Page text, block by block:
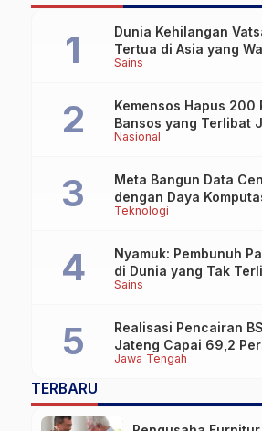
Sains
Dunia Kehilangan
Tertua di Asia yang
Lebih dari 100 Tahun
Nasional
Kemensos Hapus 200
Bansos yang Terlibat
Teknologi
Meta Bangun Data
dengan Daya
OpenAI dan Google
Sains
Nyamuk: Pembunuh
di Dunia yang Tak
Jawa Tengah
Realisasi Pencairan
Jateng Capai 69,2
TERBARU